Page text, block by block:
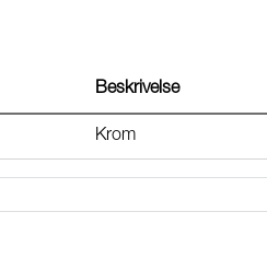
Beskrivelse
Krom